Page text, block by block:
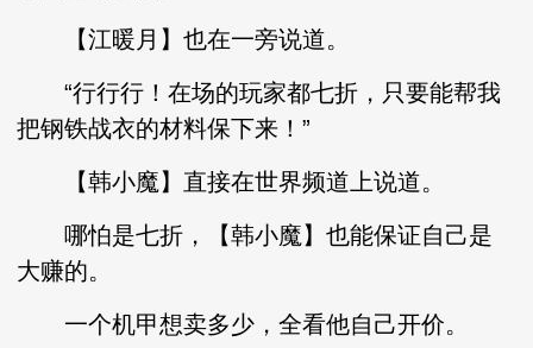
【江暖月】也在一旁说道。
“行行行！在场的玩家都七折，只要能帮我
把钢铁战衣的材料保下来！”
【韩小魔】直接在世界频道上说道。
哪怕是七折，【韩小魔】也能保证自己是
大赚的。
一个机甲想卖多少，全看他自己开价。